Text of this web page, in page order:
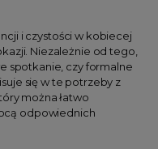
i czystości w kobiecej
Niezależnie od tego,
spotkanie, czy formalne
się w te potrzeby z
można łatwo
odpowiednich